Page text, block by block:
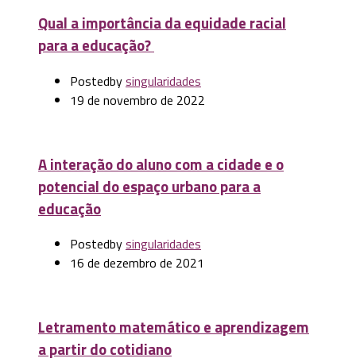
Qual a importância da equidade racial
para a educação?
Postedbysingularidades
19 de novembro de 2022
A interação do aluno com a cidade e o
potencial do espaço urbano para a
educação
Postedbysingularidades
16 de dezembro de 2021
Letramento matemático e aprendizagem
a partir do cotidiano